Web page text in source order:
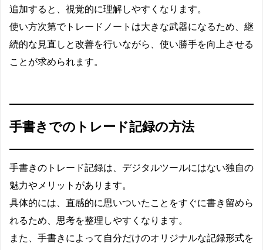
追加すると、視覚的に理解しやすくなります。
使い方次第でトレードノートは大きな武器になるため、継
続的な見直しと改善を行いながら、使い勝手を向上させる
ことが求められます。
手書きでのトレード記録の方法
手書きのトレード記録は、デジタルツールにはない独自の
魅力やメリットがあります。
具体的には、直感的に思いついたことをすぐに書き留めら
れるため、思考を整理しやすくなります。
また、手書きによって自分だけのオリジナルな記録形式を